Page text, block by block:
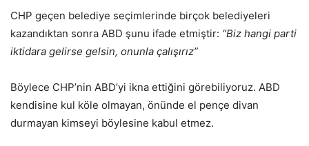
CHP geçen belediye seçimlerinde birçok belediyeleri
kazandıktan sonra ABD şunu ifade etmiştir: “Biz hangi parti
iktidara gelirse gelsin, onunla çalışırız”
Böylece CHP’nin ABD’yi ikna ettiğini görebiliyoruz. ABD
kendisine kul köle olmayan, önünde el pençe divan
durmayan kimseyi böylesine kabul etmez.